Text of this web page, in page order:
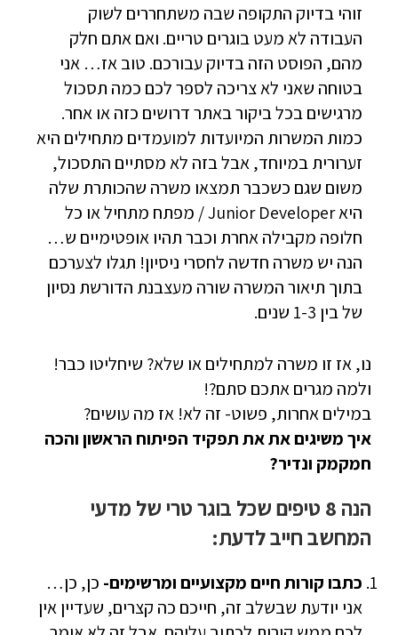
זוהי בדיוק התקופה שבה משתחררים לשוק
העבודה לא מעט בוגרים טריים. ואם אתם חלק
מהם, הפוסט הזה בדיוק עבורכם. טוב אז… אני
בטוחה שאני לא צריכה לספר לכם כמה תסכול
מרגישים בכל ביקור באתר דרושים כזה או אחר.
כמות המשרות המיועדות למועמדים מתחילים היא
זערורית במיוחד, אבל בזה לא מסתיים התסכול,
משום שגם כשכבר תמצאו משרה שהכותרת שלה
היא Junior Developer / מפתח מתחיל או כל
חלופה מקבילה אחרת וכבר תהיו אופטימיים ש…
הנה יש משרה חדשה לחסרי ניסיון! תגלו לצערכם
בתוך תיאור המשרה שורה מעצבנת הדורשת נסיון
של בין 1-3 שנים.
נו, אז זו משרה למתחילים או שלא? שיחליטו כבר!
ולמה מגרים אתכם סתם?!
במילים אחרות, פשוט- זה לא! אז מה עושים?
איך משיגים את את תפקיד הפיתוח הראשון והכה
חמקמק ונדיר?
הנה 8 טיפים שכל בוגר טרי של מדעי
המחשב חייב לדעת:
כתבו קורות חיים מקצועיים ומרשימים- כן, כן…
אני יודעת שבשלב זה, חייכם כה קצרים, שעדיין אין